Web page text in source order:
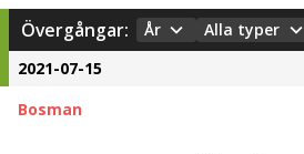
Övergångar: År
Alla typer
2021-07-15
Bosman